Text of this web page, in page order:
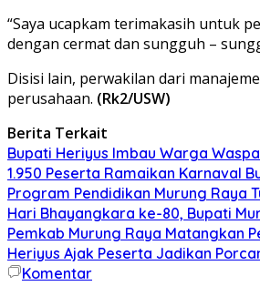
“Saya ucapkam terimakasih untuk
dengan cermat dan sungguh –
Disisi lain, perwakilan dari
perusahaan. (Rk2/USW)
Berita Terkait
Bupati Heriyus Imbau Warga
1.950 Peserta Ramaikan Karnaval
Program Pendidikan Murung Raya
Hari Bhayangkara ke-80, Bupati
Pemkab Murung Raya Matangkan
Heriyus Ajak Peserta Jadikan
Komentar